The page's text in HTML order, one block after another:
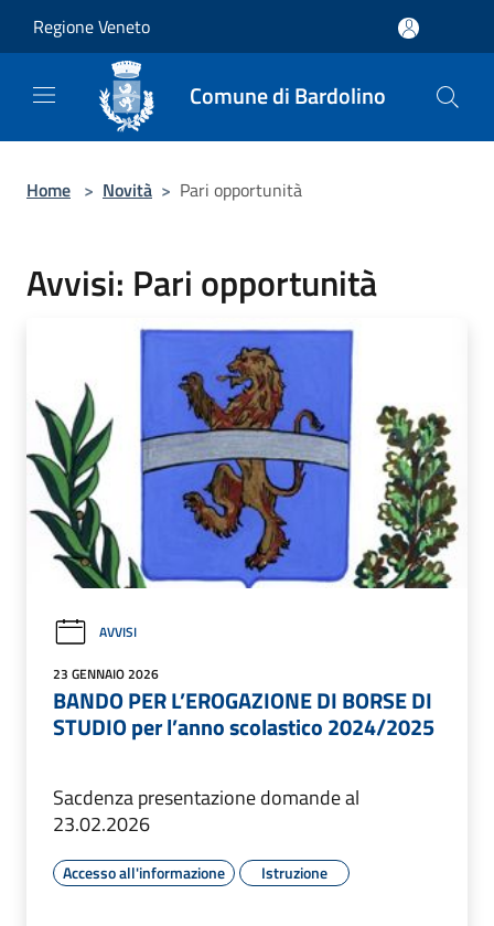
Regione Veneto
Comune di Bardolino
Home > Novità > Pari opportunità
Avvisi: Pari opportunità
AVVISI
23 GENNAIO 2026
BANDO PER L’EROGAZIONE DI BORSE DI
STUDIO per l’anno scolastico 2024/2025
Sacdenza presentazione domande al
23.02.2026
Accesso all'informazione Istruzione